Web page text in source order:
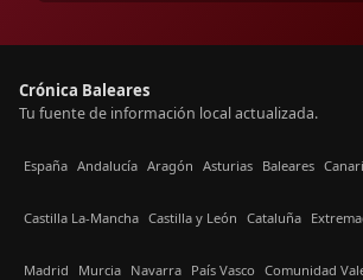
Crónica Baleares
Tu fuente de información local actualizada.
España Andalucía Aragón Asturias Baleares
Castilla La-Mancha Castilla y León Cataluña
Madrid Murcia Navarra País Vasco Comunidad